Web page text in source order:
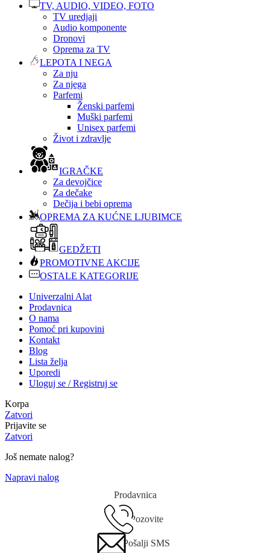
TV, AUDIO, VIDEO, FOTO
TV uredjaji
Audio komponente
Dronovi
Oprema za TV
LEPOTA I NEGA
Za nju
Za njega
Parfemi
Ženski parfemi
Muški parfemi
Unisex parfemi
Život i zdravlje
IGRAČKE
Za devojčice
Za dečake
Dečija i bebi oprema
OPREMA ZA KUĆNE LJUBIMCE
GEDŽETI
PROMOTIVNE AKCIJE
OSTALE KATEGORIJE
Univerzalni Alat
Prodavnica
O nama
Pomoć pri kupovini
Kontakt
Blog
Lista želja
Uporedi
Uloguj se / Registruj se
Korpa
Zatvori
Prijavite se
Zatvori
Još nemate nalog?
Napravi nalog
Prodavnica
Pozovite
Pošalji SMS